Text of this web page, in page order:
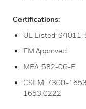
Certifications:
UL Listed: S4011;
FM Approved
MEA: 582-06-E
CSFM: 7300-
1653:0222